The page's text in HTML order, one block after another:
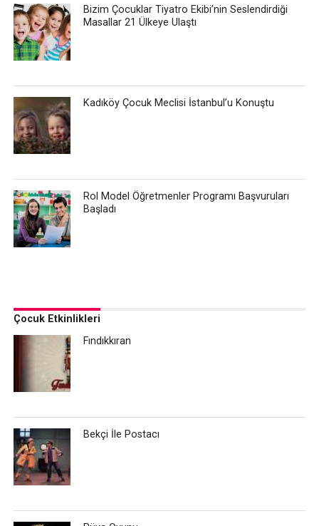
Bizim Çocuklar Tiyatro Ekibi’nin Seslendirdiği
Masallar 21 Ülkeye Ulaştı
Kadıköy Çocuk Meclisi İstanbul’u Konuştu
Rol Model Öğretmenler Programı Başvuruları
Başladı
Çocuk Etkinlikleri
Fındıkkıran
Bekçi İle Postacı